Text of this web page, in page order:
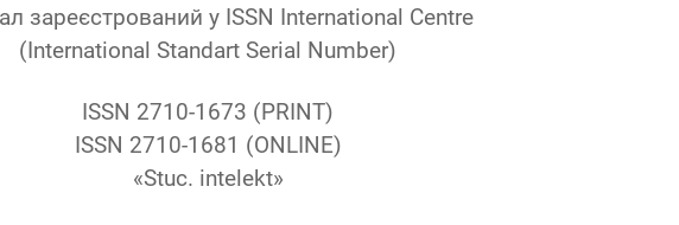
зареєстрований у ISSN International Centre
(International Standart Serial Number)
ISSN 2710-1673 (PRINT)
ISSN 2710-1681 (ONLINE)
«Stuc. intelekt»